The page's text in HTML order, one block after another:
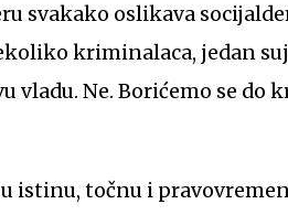
svakako oslikava
kriminalaca, jedan
vladu. Ne. Borićemo se do
istinu, točnu i